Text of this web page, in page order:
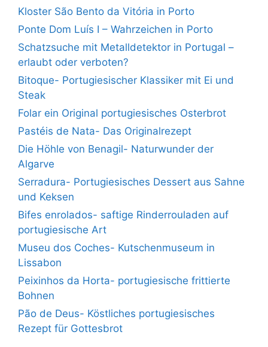
Kloster São Bento da Vitória in Porto
Ponte Dom Luís I – Wahrzeichen in Porto
Schatzsuche mit Metalldetektor in Portugal –
erlaubt oder verboten?
Bitoque- Portugiesischer Klassiker mit Ei und
Steak
Folar ein Original portugiesisches Osterbrot
Pastéis de Nata- Das Originalrezept
Die Höhle von Benagil- Naturwunder der
Algarve
Serradura- Portugiesisches Dessert aus Sahne
und Keksen
Bifes enrolados- saftige Rinderrouladen auf
portugiesische Art
Museu dos Coches- Kutschenmuseum in
Lissabon
Peixinhos da Horta- portugiesische frittierte
Bohnen
Pão de Deus- Köstliches portugiesisches
Rezept für Gottesbrot